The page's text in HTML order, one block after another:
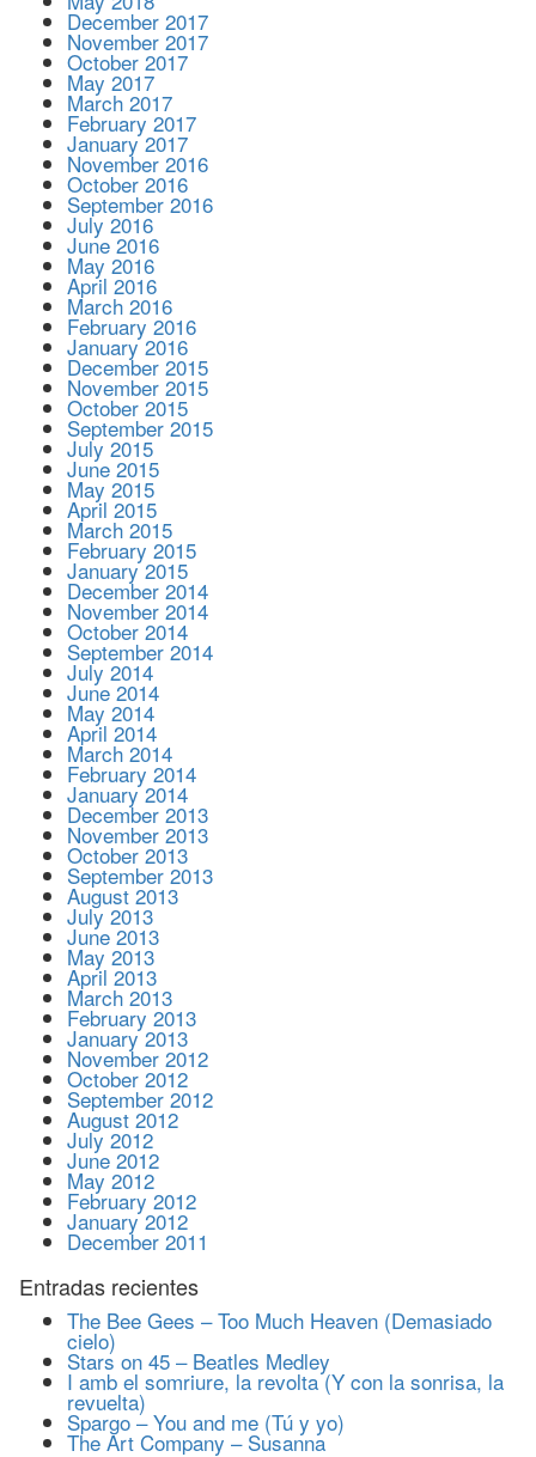
December 2017
November 2017
October 2017
May 2017
March 2017
February 2017
January 2017
November 2016
October 2016
September 2016
July 2016
June 2016
May 2016
April 2016
March 2016
February 2016
January 2016
December 2015
November 2015
October 2015
September 2015
July 2015
June 2015
May 2015
April 2015
March 2015
February 2015
January 2015
December 2014
November 2014
October 2014
September 2014
July 2014
June 2014
May 2014
April 2014
March 2014
February 2014
January 2014
December 2013
November 2013
October 2013
September 2013
August 2013
July 2013
June 2013
May 2013
April 2013
March 2013
February 2013
January 2013
November 2012
October 2012
September 2012
August 2012
July 2012
June 2012
May 2012
February 2012
January 2012
December 2011
Entradas recientes
The Bee Gees – Too Much Heaven (Demasiado
cielo)
Stars on 45 – Beatles Medley
I amb el somriure, la revolta (Y con la sonrisa, la
revuelta)
Spargo – You and me (Tú y yo)
The Art Company – Susanna